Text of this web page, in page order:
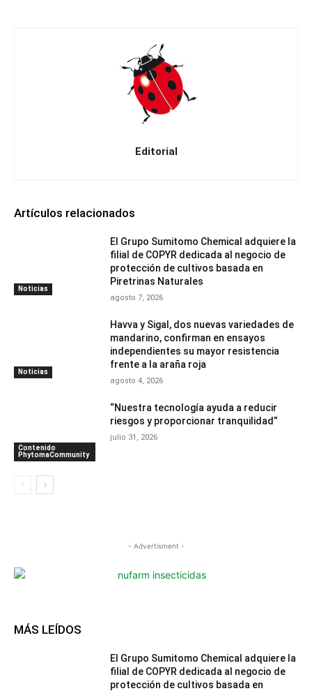
Editorial
Artículos relacionados
Noticias
El Grupo Sumitomo Chemical adquiere la
filial de COPYR dedicada al negocio de
protección de cultivos basada en
Piretrinas Naturales
agosto 7, 2026
Noticias
Havva y Sigal, dos nuevas variedades de
mandarino, confirman en ensayos
independientes su mayor resistencia
frente a la araña roja
agosto 4, 2026
Contenido
PhytomaCommunity
“Nuestra tecnología ayuda a reducir
riesgos y proporcionar tranquilidad”
julio 31, 2026
- Advertisment -
MÁS LEÍDOS
El Grupo Sumitomo Chemical adquiere la
filial de COPYR dedicada al negocio de
protección de cultivos basada en